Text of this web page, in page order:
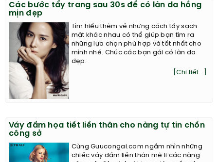
Các bước tẩy trang sau 30s để có làn da hồng
mịn đẹp
Tìm hiểu thêm về những cách tẩy sạch
mặt khác nhau có thể giúp bạn tìm ra
những lựa chọn phù hợp và tốt nhất cho
mình nhé. Chúc các bạn gái có làn da
đẹp.
[Chi tiết...]
Váy đầm họa tiết liền thân cho nàng tự tin chốn
công sở
Cùng Guucongai.com ngắm nhìn những
chiếc váy đầm liền thân mê li các nàng